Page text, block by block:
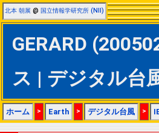
北本 朝展 @ 国立情報学研究所 (NII)
GERARD
ス | デジタル台
ホーム > Earth > デジタル台風 >